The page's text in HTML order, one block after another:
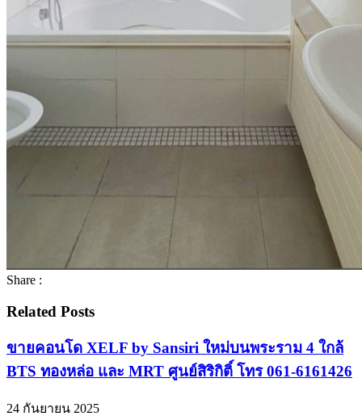
Share :
Related Posts
ขายคอนโด XELF by Sansiri ใหม่บนพระราม 4 ใกล้
BTS ทองหล่อ และ MRT ศูนย์สิริกิติ์ โทร 061-6161426
24 กันยายน 2025